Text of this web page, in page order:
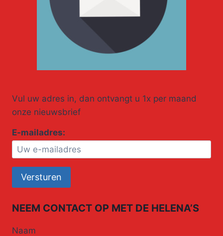
Vul uw adres in, dan ontvangt u 1x per maand
onze nieuwsbrief
E-mailadres:
NEEM CONTACT OP MET DE HELENA’S
Naam